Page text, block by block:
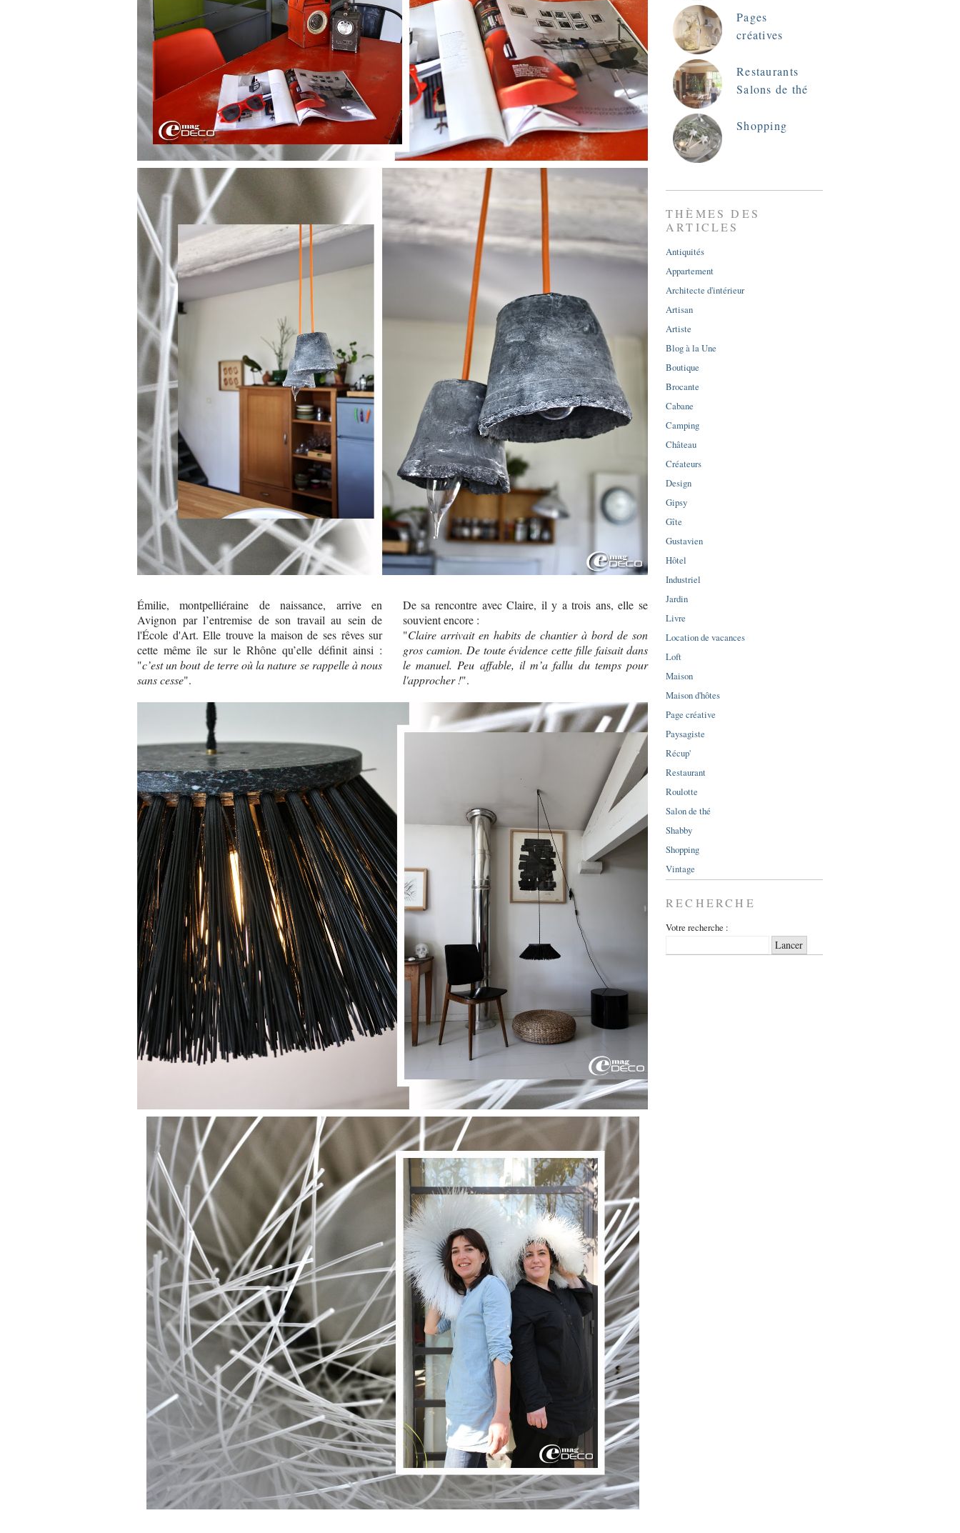
Émilie, montpelliéraine de naissance, arrive en
Avignon par l’entremise de son travail au sein de
l'École d'Art. Elle trouve la maison de ses rêves sur
cette même île sur le Rhône qu’elle définit ainsi :
"c’est un bout de terre où la nature se rappelle à nous
sans cesse".
De sa rencontre avec Claire, il y a trois ans, elle se
souvient encore :
"Claire arrivait en habits de chantier à bord de son
gros camion. De toute évidence cette fille faisait dans
le manuel. Peu affable, il m’a fallu du temps pour
l'approcher !".
Pages
créatives
Restaurants
Salons de thé
Shopping
THÈMES DES
ARTICLES
Antiquités
Appartement
Architecte d'intérieur
Artisan
Artiste
Blog à la Une
Boutique
Brocante
Cabane
Camping
Château
Créateurs
Design
Gipsy
Gîte
Gustavien
Hôtel
Industriel
Jardin
Livre
Location de vacances
Loft
Maison
Maison d'hôtes
Page créative
Paysagiste
Récup'
Restaurant
Roulotte
Salon de thé
Shabby
Shopping
Vintage
RECHERCHE
Votre recherche :